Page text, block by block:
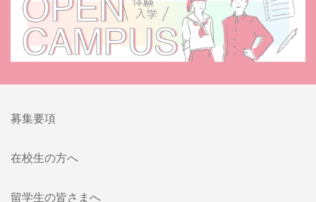
募集要項
在校生の方へ
留学生の皆さまへ